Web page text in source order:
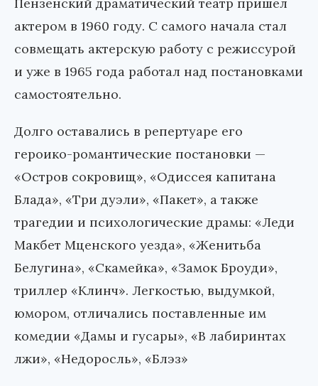
актером в 1960 году. С самого начала стал
совмещать актерскую работу с режиссурой
и уже в 1965 года работал над постановками
самостоятельно.
Долго оставались в репертуаре его
героико-романтические постановки —
«Остров сокровищ», «Одиссея капитана
Блада», «Три дуэли», «Пакет», а также
трагедии и психологические драмы: «Леди
Макбет Мценского уезда», «Женитьба
Белугина», «Скамейка», «Замок Броуди»,
триллер «Клинч». Легкостью, выдумкой,
юмором, отличались поставленные им
комедии «Дамы и гусары», «В лабиринтах
лжи», «Недоросль», «Блэз»